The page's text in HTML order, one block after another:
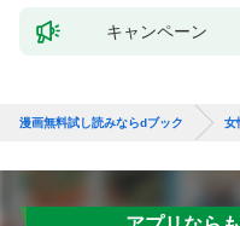
キャンペーン
漫画無料試し読みならdブック 女